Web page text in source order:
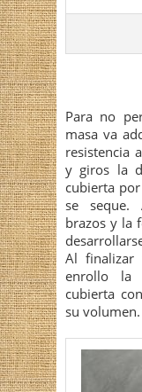
Para no
masa va
resistencia
y giros la
cubierta
se seque.
brazos y la
Al finalizar
enrollo la
cubierta
su volumen.